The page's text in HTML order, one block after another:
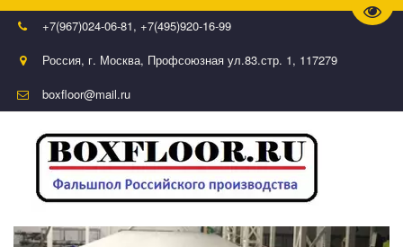
+7(967)024-06-81, +7(495)920-16-99
Россия, г. Москва, Профсоюзная ул.83.стр. 1, 117279
boxfloor@mail.ru